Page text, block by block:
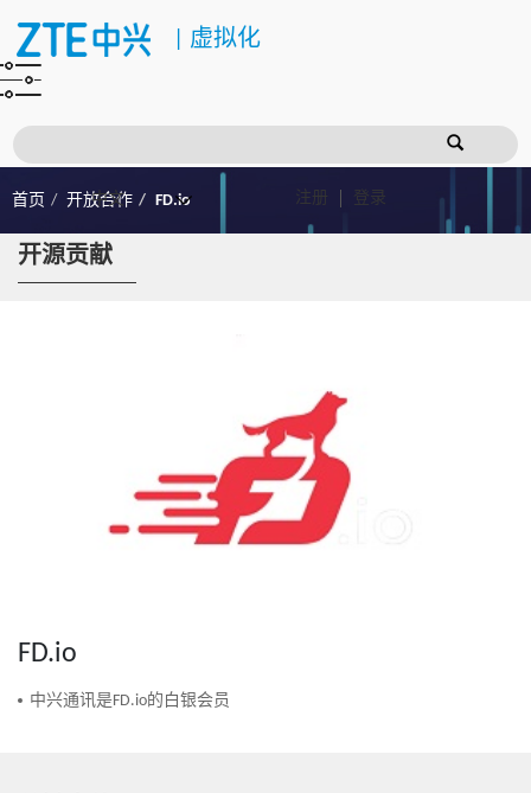
虚拟化
注册 登录
首页 开放合作 FD.io
开源贡献
FD.io
中兴通讯是FD.io的白银会员